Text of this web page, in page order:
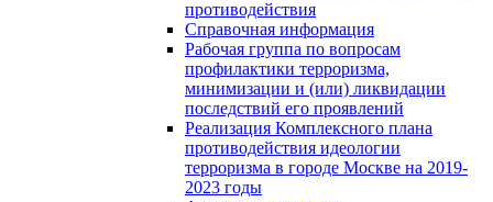
противодействия
Справочная информация
Рабочая группа по вопросам
профилактики терроризма,
минимизации и (или) ликвидации
последствий его проявлений
Реализация Комплексного плана
противодействия идеологии
терроризма в городе Москве на 2019-
2023 годы